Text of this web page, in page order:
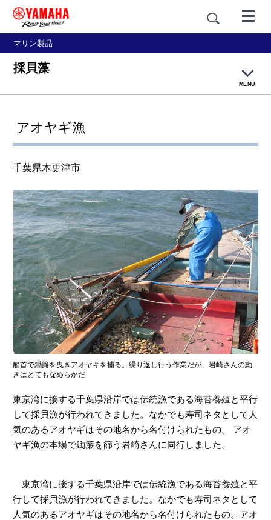
マリン製品
採貝藻
MENU
釣り漁
網漁
養殖
篭壺漁・採貝藻
乗合船・観光船
ヤマハ設計室だより
アオヤギ漁
千葉県木更津市
船首で鋤簾を曳きアオヤギを捕る。繰り返し行う作業だが、岩崎さんの動
きはとてもなめらかだ
東京湾に接する千葉県沿岸では伝統漁である海苔養殖と平行
して採貝漁が行われてきました。なかでも寿司ネタとして人
気のあるアオヤギはその地名から名付けられたもの。 アオ
ヤギ漁の本場で鋤簾を篩う岩崎さんに同行しました。
東京湾に接する千葉県沿岸では伝統漁である海苔養殖と平
行して採貝漁が行われてきました。なかでも寿司ネタとして
人気のあるアオヤギはその地名から名付けられたもの。アオ